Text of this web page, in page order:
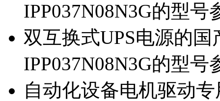
IPP037N08N3G的型号
双互换式UPS电源的
IPP037N08N3G的型号
自动化设备电机驱动